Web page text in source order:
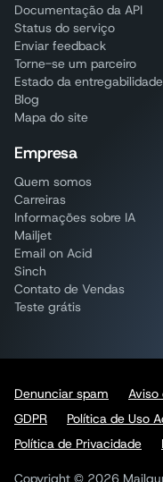
Documentação da API
Status do serviço
Enviar feedback
Torne-se um parceiro
Estado da
Blog
Mapa do site
Empresa
Quem somos
Carreiras
Informações sobre IA
Mailjet
Email on Acid
Sinch
Contato de Vendas
Teste grátis
Copyright © 2026
Denunciar spam Aviso
GDPR
Política de Uso
Política de Privacidade